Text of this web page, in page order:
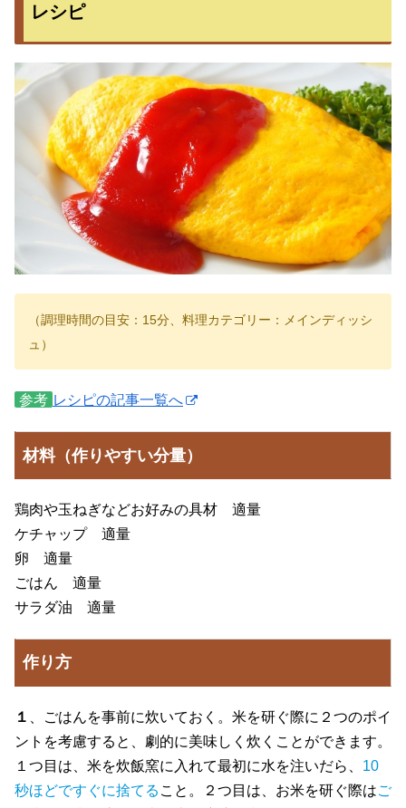
レシピ
（調理時間の目安：15分、料理カテゴリー：メインディッシ
ュ）
参考 レシピの記事一覧へ
材料（作りやすい分量）
鶏肉や玉ねぎなどお好みの具材 適量
ケチャップ 適量
卵 適量
ごはん 適量
サラダ油 適量
作り方
１
、ごはんを事前に炊いておく。米を研ぐ際に２つのポイ
ントを考慮すると、劇的に美味しく炊くことができます。
１つ目は、米を炊飯窯に入れて最初に水を注いだら、 10
秒ほどですぐに捨てる こと。２つ目は、お米を研ぐ際はご